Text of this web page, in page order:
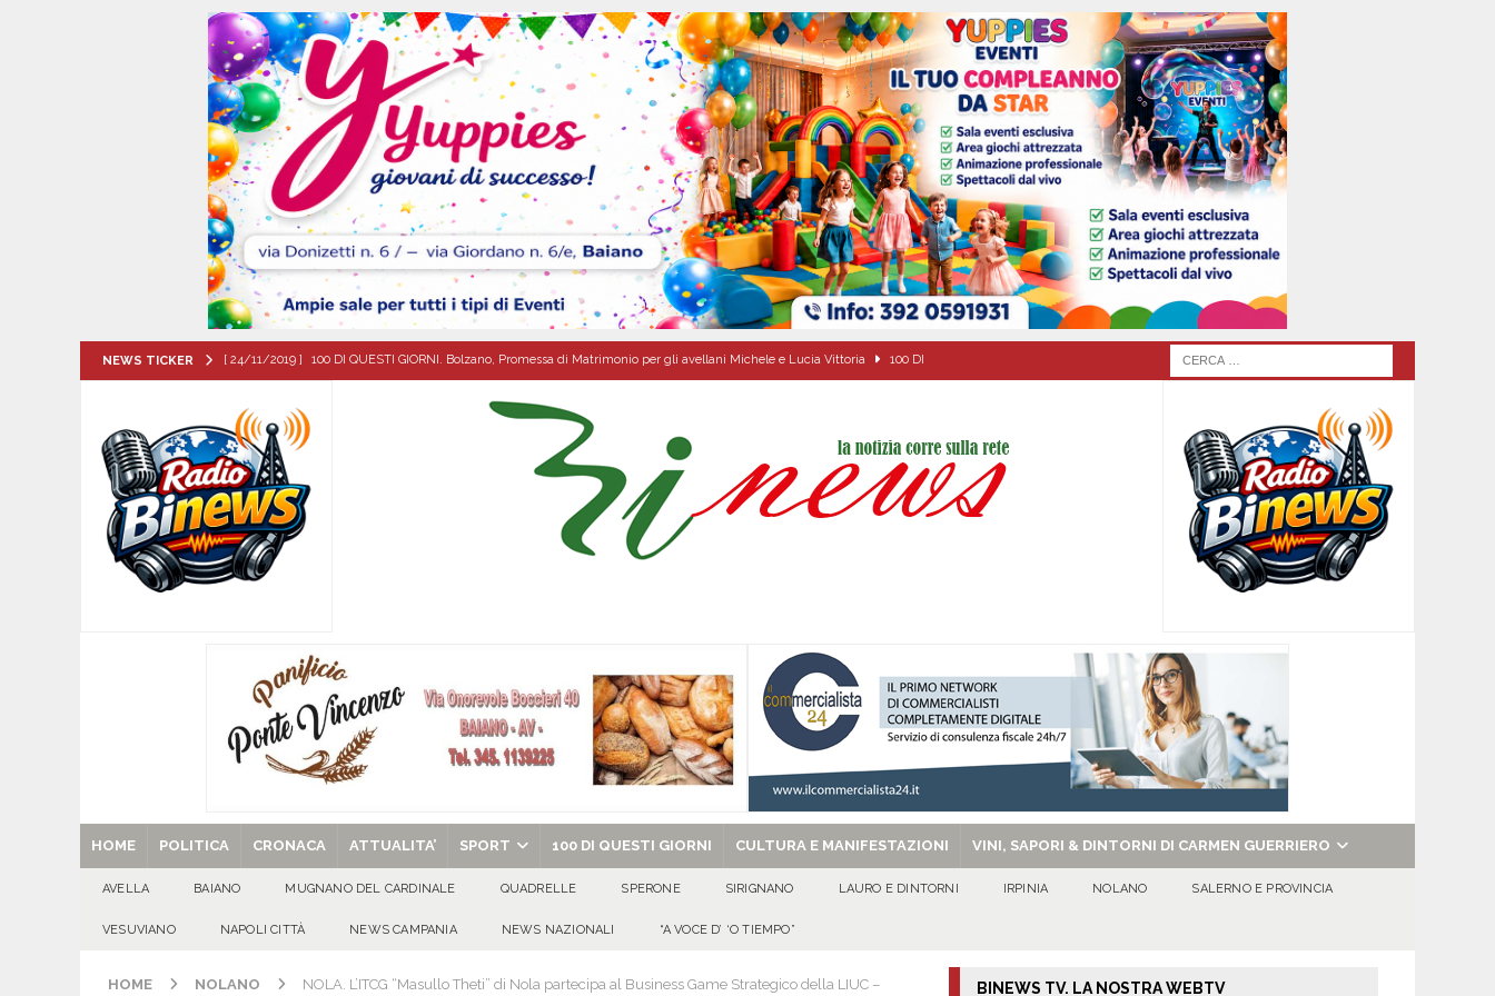
NEWS TICKER [ 24/11/2019 ] 100 DI QUESTI GIORNI. Bolzano, Promessa di Matrimonio per gli avellani Michele e Lucia Vittoria 100 DI
[ 08/08/2026 ] Forino (AV): Sale l’attesa per il concerto del 10 agosto di Anna Tatangelo in occasione dei festeggiamenti
patronali
[ 08/08/2026 ] Quadrelle in Festa: Tutto pronto per i solenni festeggiamenti in onore di San Giovanni Battista 2026!
EVIDENZA
[ 08/08/2026 ]
[ 08/08/2026 ] U.S. Avellino. Sponsor e kit gara della stagione 2026/27
[ 08/08/2026 ] Avella: lutto per la scomparsa di Antonio Napolitano AVELLA
[ 29/08/2025 ] SANT’Oggi. Venerdì 29 agosto la chiesa celebra il Martirio di san Giovanni Battista e santa Sabina EVIDENZA
HOME POLITICA CRONACA ATTUALITA’ SPORT 100 DI QUESTI GIORNI CULTURA E MANIFESTAZIONI VINI, SAPORI & DINTORNI DI CARMEN GUERRIERO
AVELLA BAIANO MUGNANO DEL CARDINALE QUADRELLE SPERONE SIRIGNANO LAURO E DINTORNI IRPINIA NOLANO SALERNO E PROVINCIA
VESUVIANO NAPOLI CITTÀ NEWS CAMPANIA NEWS NAZIONALI “A VOCE D’ ‘O TIEMPO”
HOME NOLANO NOLA. L’ITCG “Masullo Theti” di Nola partecipa al Business Game Strategico della LIUC – BINEWS TV. LA NOSTRA WEBTV